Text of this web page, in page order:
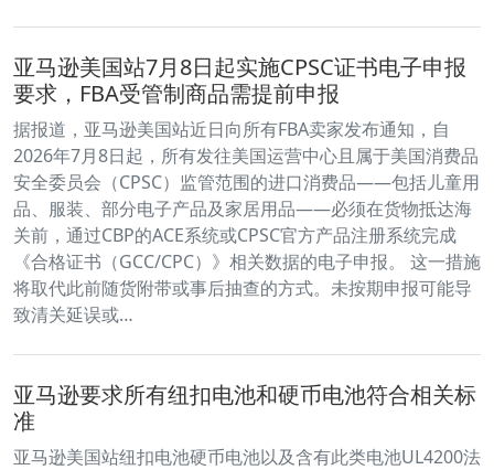
亚马逊美国站7月8日起实施CPSC证书电子申报
要求，FBA受管制商品需提前申报
据报道，亚马逊美国站近日向所有FBA卖家发布通知，自
2026年7月8日起，所有发往美国运营中心且属于美国消费品
安全委员会（CPSC）监管范围的进口消费品——包括儿童用
品、服装、部分电子产品及家居用品——必须在货物抵达海
关前，通过CBP的ACE系统或CPSC官方产品注册系统完成
《合格证书（GCC/CPC）》相关数据的电子申报。 这一措施
将取代此前随货附带或事后抽查的方式。未按期申报可能导
致清关延误或…
亚马逊要求所有纽扣电池和硬币电池符合相关标
准
亚马逊美国站纽扣电池硬币电池以及含有此类电池UL4200法